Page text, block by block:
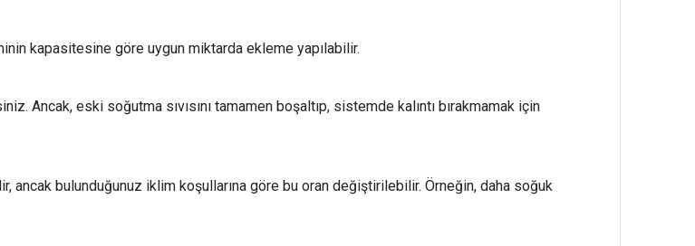
kapasitesine göre uygun miktarda ekleme yapılabilir.
Ancak, eski soğutma sıvısını tamamen boşaltıp, sistemde kalıntı bırakmamak için
ancak bulunduğunuz iklim koşullarına göre bu oran değiştirilebilir. Örneğin, daha soğuk